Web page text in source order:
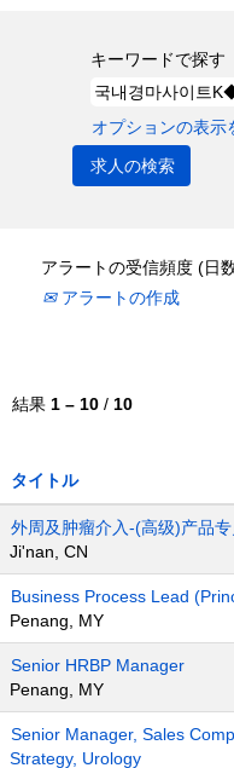
キーワードで探す
オプションの表示
アラートの受信頻度 (日
アラートの作成
結果 1 – 10 / 10
タイトル
外周及肿瘤介入-(高级)产品
Ji'nan, CN
Business Process Lead
Penang, MY
Senior HRBP Manager
Penang, MY
Senior Manager, Sales
Strategy, Urology